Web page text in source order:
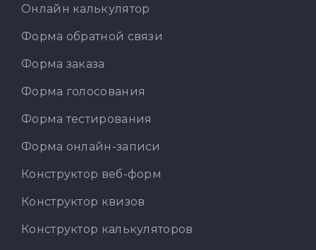
Онлайн калькулятор
Форма обратной связи
Форма заказа
Форма голосования
Форма тестирования
Форма онлайн-записи
Конструктор веб-форм
Конструктор квизов
Конструктор калькуляторов